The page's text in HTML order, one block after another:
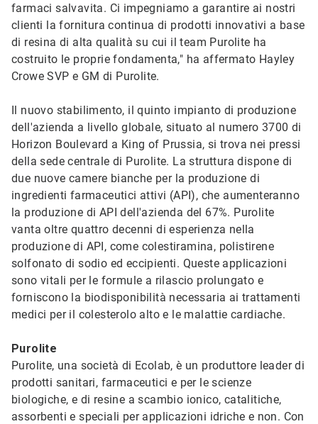
farmaci salvavita. Ci impegniamo a garantire ai nostri
clienti la fornitura continua di prodotti innovativi a base
di resina di alta qualità su cui il team Purolite ha
costruito le proprie fondamenta," ha affermato Hayley
Crowe SVP e GM di Purolite.
Il nuovo stabilimento, il quinto impianto di produzione
dell'azienda a livello globale, situato al numero 3700 di
Horizon Boulevard a King of Prussia, si trova nei pressi
della sede centrale di Purolite. La struttura dispone di
due nuove camere bianche per la produzione di
ingredienti farmaceutici attivi (API), che aumenteranno
la produzione di API dell'azienda del 67%. Purolite
vanta oltre quattro decenni di esperienza nella
produzione di API, come colestiramina, polistirene
solfonato di sodio ed eccipienti. Queste applicazioni
sono vitali per le formule a rilascio prolungato e
forniscono la biodisponibilità necessaria ai trattamenti
medici per il colesterolo alto e le malattie cardiache.
Purolite
Purolite, una società di Ecolab, è un produttore leader di
prodotti sanitari, farmaceutici e per le scienze
biologiche, e di resine a scambio ionico, catalitiche,
assorbenti e speciali per applicazioni idriche e non. Con